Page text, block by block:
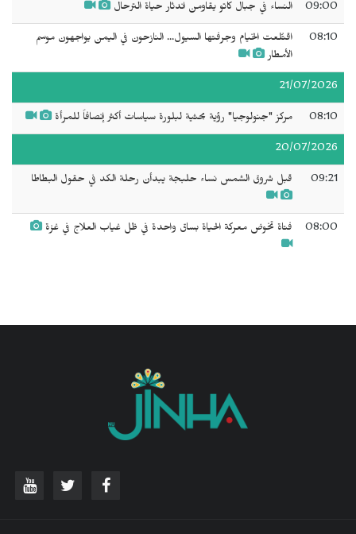
09:00 النساء في جبال كاتو يقاومن اندثار حياة الترحال
08:10
اقتُلعت الخيام وجرفتها السيول... النازحون في اليمن يواجهون موسم
الأمطار
21/07/2026
08:10 مركز "جنولوجيا" رؤية بحثية لبلورة سياسات أكثر إنصافاً للمرأة
20/07/2026
09:21 قبل شروق الشمس نساء حلبجة يبدأن رحلة الكد في حقول البطاطا
08:00 فتاة تخوض معركة الحياة بساق واحدة في ظل غياب العلاج في غزة